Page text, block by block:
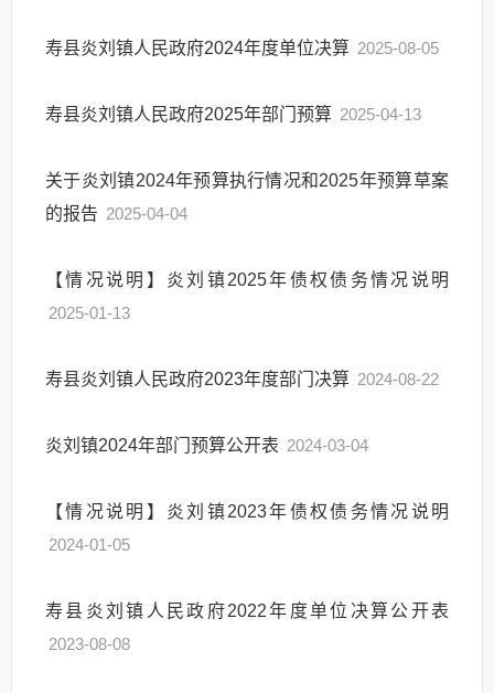
寿县炎刘镇人民政府2024年度单位决算 2025-08-05
寿县炎刘镇人民政府2025年部门预算 2025-04-13
关于炎刘镇2024年预算执行情况和2025年预算草案
的报告 2025-04-04
【情况说明】炎刘镇2025年债权债务情况说明
2025-01-13
寿县炎刘镇人民政府2023年度部门决算 2024-08-22
炎刘镇2024年部门预算公开表 2024-03-04
【情况说明】炎刘镇2023年债权债务情况说明
2024-01-05
寿县炎刘镇人民政府2022年度单位决算公开表
2023-08-08